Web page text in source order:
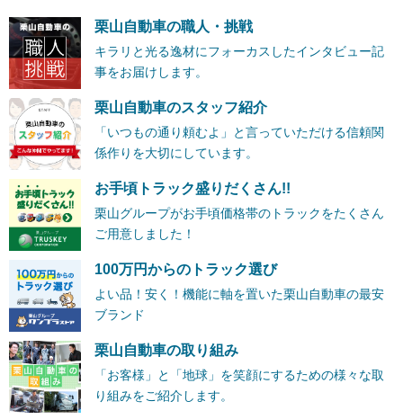
栗山自動車の職人・挑戦
キラリと光る逸材にフォーカスしたインタビュー記
事をお届けします。
栗山自動車のスタッフ紹介
「いつもの通り頼むよ」と言っていただける信頼関
係作りを大切にしています。
お手頃トラック盛りだくさん!!
栗山グループがお手頃価格帯のトラックをたくさん
ご用意しました！
100万円からのトラック選び
よい品！安く！機能に軸を置いた栗山自動車の最安
ブランド
栗山自動車の取り組み
「お客様」と「地球」を笑顔にするための様々な取
り組みをご紹介します。